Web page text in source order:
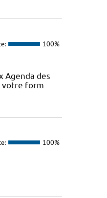
100%
Agenda des
votre form
100%